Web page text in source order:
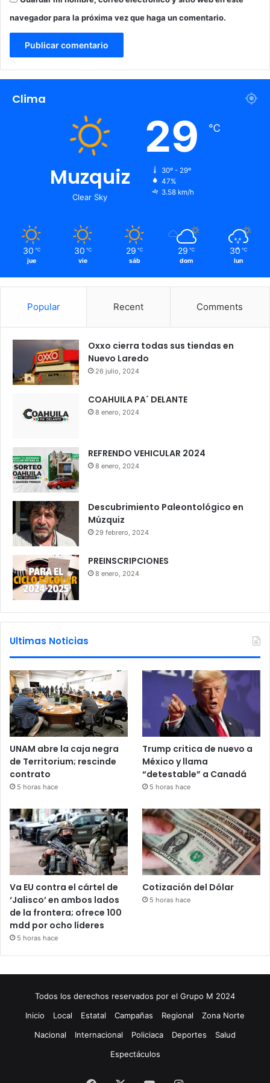
navegador para la próxima vez que haga un comentario.
Clima
Muzquiz
Clear Sky
29 ℃
30º - 29º
47%
3.58 km/h
30 ℃
jue
30 ℃
vie
29 ℃
sáb
29 ℃
dom
30 ℃
lun
Popular Recent Comments
Oxxo cierra todas sus tiendas en
Nuevo Laredo
26 julio, 2024
COAHUILA PA´ DELANTE
8 enero, 2024
REFRENDO VEHICULAR 2024
8 enero, 2024
Descubrimiento Paleontológico en
Múzquiz
29 febrero, 2024
PREINSCRIPCIONES
8 enero, 2024
Ultimas Noticias
UNAM abre la caja negra
de Territorium; rescinde
contrato
5 horas hace
Trump critica de nuevo a
México y llama
“detestable” a Canadá
5 horas hace
Va EU contra el cártel de
‘Jalisco’ en ambos lados
de la frontera; ofrece 100
mdd por ocho líderes
5 horas hace
Cotización del Dólar
5 horas hace
Todos los derechos reservados por el Grupo M 2024
Inicio
Local Estatal Campañas Regional
Zona Norte
Nacional
Internacional Policiaca Deportes
Salud
Espectáculos